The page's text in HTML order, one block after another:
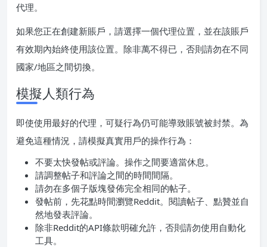
代理。
如果您正在創建新賬戶，請選擇一個代理位置，並在該賬戶
有效期內始終使用該位置。除非萬不得已，否則請勿在不同
國家/地區之間切換。
模擬人類行為
即使使用最好的代理，可疑行為仍可能導致賬號被封禁。為
避免這種情況，請模擬真實用戶的操作行為：
不要太快發帖或評論。操作之間要適當休息。
請調整帖子和評論之間的時間間隔。
請勿在多個子版塊發佈完全相同的帖子。
發帖前，先花點時間瀏覽Reddit。閱讀帖子、點贊並自
然地發表評論。
除非Reddit的API條款明確允許，否則請勿使用自動化
工具。